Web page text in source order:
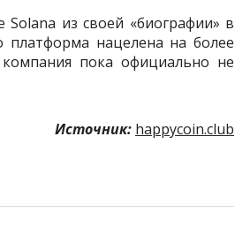
из своей «биографии» в
нацелена на более
пока официально не
Источник: happycoin.club